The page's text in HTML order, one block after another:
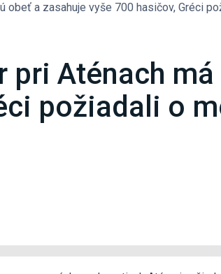
obeť a zasahuje vyše 700 hasičov, Gréci
pri Aténach
požiadali o